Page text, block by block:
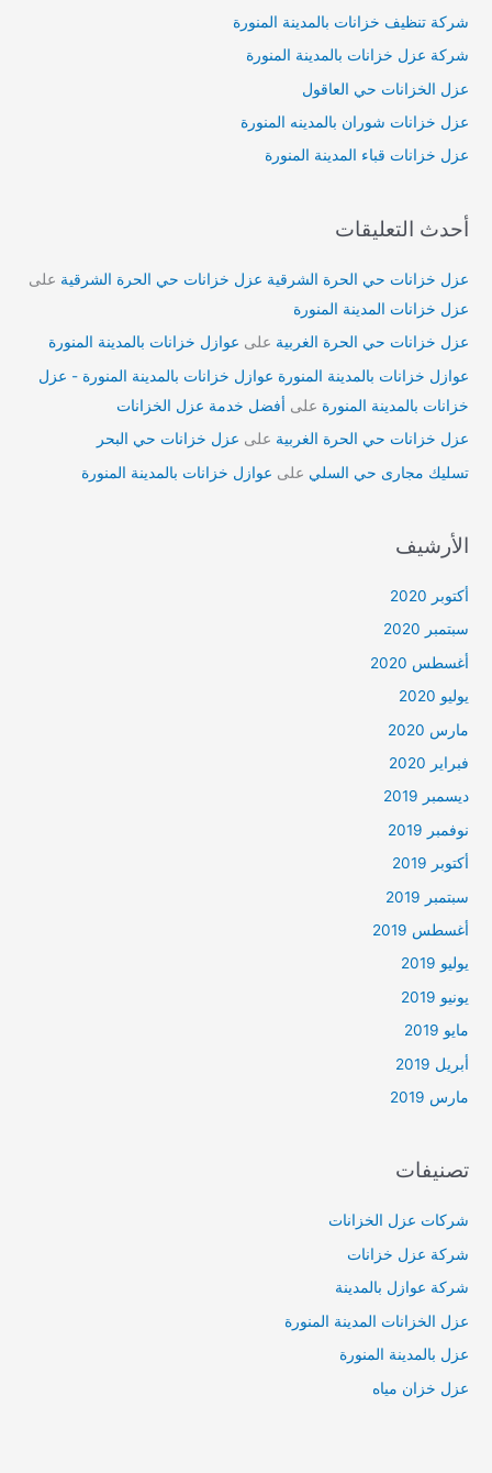
شركة تنظيف خزانات بالمدينة المنورة
شركة عزل خزانات بالمدينة المنورة
عزل الخزانات حي العاقول
عزل خزانات شوران بالمدينه المنورة
عزل خزانات قباء المدينة المنورة
أحدث التعليقات
عزل خزانات حي الحرة الشرقية عزل خزانات حي الحرة الشرقية على
عزل خزانات المدينة المنورة
عزل خزانات حي الحرة الغربية على عوازل خزانات بالمدينة المنورة
عوازل خزانات بالمدينة المنورة عوازل خزانات بالمدينة المنورة - عزل
خزانات بالمدينة المنورة على أفضل خدمة عزل الخزانات
عزل خزانات حي الحرة الغربية على عزل خزانات حي البحر
تسليك مجارى حي السلي على عوازل خزانات بالمدينة المنورة
الأرشيف
أكتوبر 2020
سبتمبر 2020
أغسطس 2020
يوليو 2020
مارس 2020
فبراير 2020
ديسمبر 2019
نوفمبر 2019
أكتوبر 2019
سبتمبر 2019
أغسطس 2019
يوليو 2019
يونيو 2019
مايو 2019
أبريل 2019
مارس 2019
تصنيفات
شركات عزل الخزانات
شركة عزل خزانات
شركة عوازل بالمدينة
عزل الخزانات المدينة المنورة
عزل بالمدينة المنورة
عزل خزان مياه